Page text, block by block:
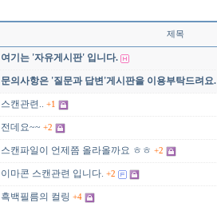
제목
여기는 '자유게시판' 입니다.
문의사항은 '질문과 답변'게시판을 이용부탁드려요.
스캔관련.. +1
전데요~~ +2
스캔파일이 언제쯤 올라올까요 ㅎㅎ +2
이마콘 스캔관련 입니다. +2
흑백필름의 컬링 +4